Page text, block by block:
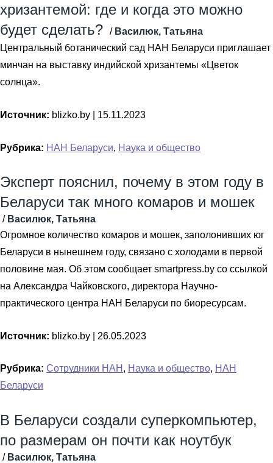
хризантемой: где и когда это можно
будет сделать?
/ Василюк, Татьяна
Центральный ботанический сад НАН Беларуси приглашает
минчан на выставку индийской хризантемы «Цветок
солнца».
Источник: blizko.by | 15.11.2023
Рубрика: НАН Беларуси, Наука и общество
Эксперт пояснил, почему в этом году в
Беларуси так много комаров и мошек
/ Василюк, Татьяна
Огромное количество комаров и мошек, заполонивших юг
Беларуси в нынешнем году, связано с холодами в первой
половине мая. Об этом сообщает smartpress.by со ссылкой
на Александра Чайковского, директора Научно-
практического центра НАН Беларуси по биоресурсам.
Источник: blizko.by | 26.05.2023
Рубрика: Сотрудники НАН , Наука и общество, НАН
Беларуси
В Беларуси создали суперкомпьютер,
по размерам он почти как ноутбук
/ Василюк, Татьяна